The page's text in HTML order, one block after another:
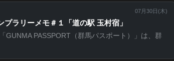
07月30日(木)
ラリーメモ＃１「道の駅 玉村宿」
GUNMA PASSPORT（群馬パスポート）」は、群